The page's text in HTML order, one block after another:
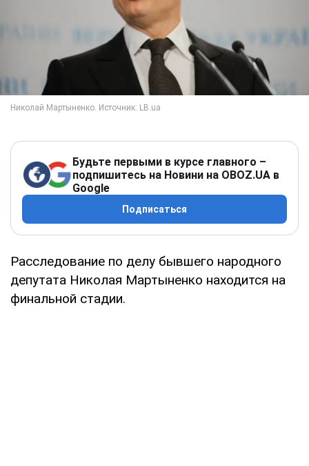
Будьте первыми в курсе главного –
подпишитесь на Новини на OBOZ.UA в
Google
Подписаться
Расследование по делу бывшего народного
депутата Николая Мартыненко находится на
финальной стадии.